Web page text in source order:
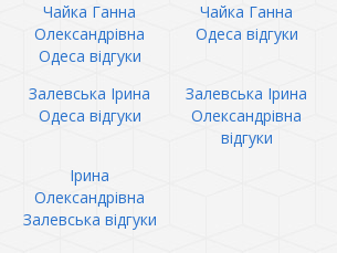
Чайка Ганна
Олександрівна
Одеса відгуки
Чайка Ганна
Одеса відгуки
Залевська Ірина
Одеса відгуки
Залевська Ірина
Олександрівна
відгуки
Ірина
Олександрівна
Залевська відгуки